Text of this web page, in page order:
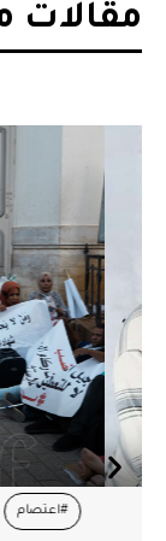
مقالات
#اعتصام